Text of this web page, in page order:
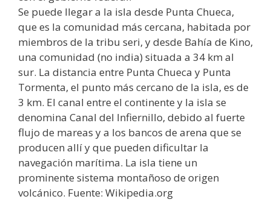
Se puede llegar a la isla desde Punta Chueca,
que es la comunidad más cercana, habitada por
miembros de la tribu seri, y desde Bahía de Kino,
una comunidad (no india) situada a 34 km al
sur. La distancia entre Punta Chueca y Punta
Tormenta, el punto más cercano de la isla, es de
3 km. El canal entre el continente y la isla se
denomina Canal del Infiernillo, debido al fuerte
flujo de mareas y a los bancos de arena que se
producen allí y que pueden dificultar la
navegación marítima. La isla tiene un
prominente sistema montañoso de origen
volcánico. Fuente: Wikipedia.org